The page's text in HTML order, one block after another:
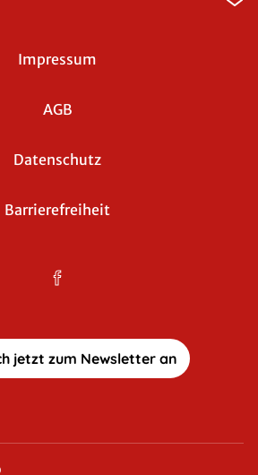
Impressum
AGB
Datenschutz
Barrierefreiheit
jetzt zum Newsletter an